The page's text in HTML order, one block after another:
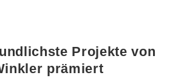
Projekte von
prämiert